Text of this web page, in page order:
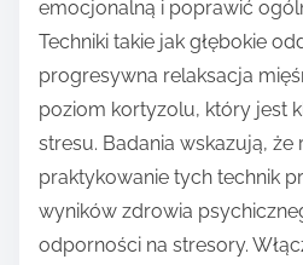
emocjonalną i poprawić
Techniki takie jak głębokie
progresywna relaksacja
poziom kortyzolu, który jest
stresu. Badania wskazują, że
praktykowanie tych technik
wyników zdrowia
odporności na stresory.